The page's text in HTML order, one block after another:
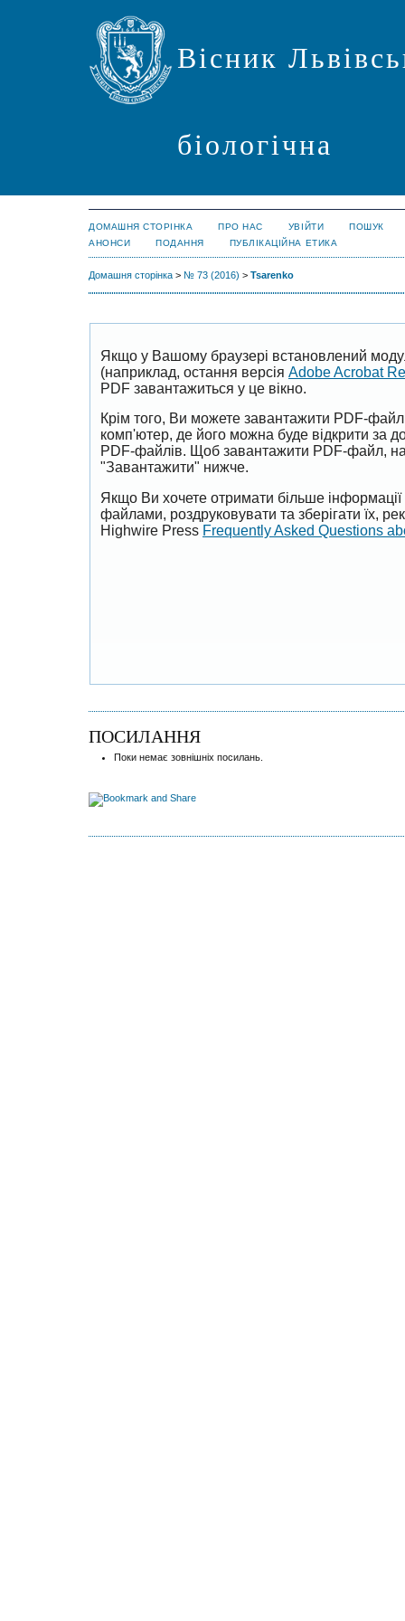
Вісник
біологічна
ДОМАШНЯ СТОРІНКА ПРО НАС УВІЙТИ
ПОШУК
АНОНСИ
ПОДАННЯ ПУБЛІКАЦІЙНА ЕТИКА
Домашня сторінка > № 73 (2016) > Tsarenko
Якщо у Вашому браузері встановлений
(наприклад, остання версія Adobe Acrobat
PDF завантажиться у це вікно.
Крім того, Ви можете завантажити PDF-
комп'ютер, де його можна буде відкрити за
PDF-файлів. Щоб завантажити PDF-файл,
"Завантажити" нижче.
Якщо Ви хочете отримати більше
файлами, роздруковувати та зберігати їх,
Highwire Press Frequently Asked Questions
ПОСИЛАННЯ
Поки немає зовнішніх посилань.